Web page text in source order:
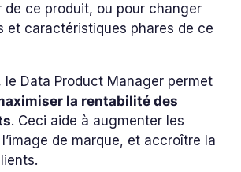
de ce produit, ou pour changer
et caractéristiques phares de ce
le Data Product Manager permet
la rentabilité des
. Ceci aide à augmenter les
de marque, et accroître la